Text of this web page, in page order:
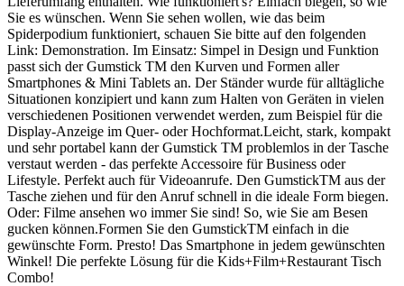
Sie es wünschen. Wenn Sie sehen wollen, wie das beim
Spiderpodium funktioniert, schauen Sie bitte auf den folgenden
Link: Demonstration. Im Einsatz: Simpel in Design und Funktion
passt sich der Gumstick TM den Kurven und Formen aller
Smartphones & Mini Tablets an. Der Ständer wurde für alltägliche
Situationen konzipiert und kann zum Halten von Geräten in vielen
verschiedenen Positionen verwendet werden, zum Beispiel für die
Display-Anzeige im Quer- oder Hochformat.Leicht, stark, kompakt
und sehr portabel kann der Gumstick TM problemlos in der Tasche
verstaut werden - das perfekte Accessoire für Business oder
Lifestyle. Perfekt auch für Videoanrufe. Den GumstickTM aus der
Tasche ziehen und für den Anruf schnell in die ideale Form biegen.
Oder: Filme ansehen wo immer Sie sind! So, wie Sie am Besen
gucken können.Formen Sie den GumstickTM einfach in die
gewünschte Form. Presto! Das Smartphone in jedem gewünschten
Winkel! Die perfekte Lösung für die Kids+Film+Restaurant Tisch
Combo!